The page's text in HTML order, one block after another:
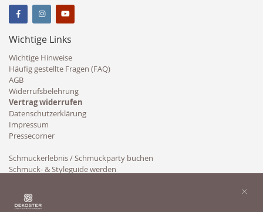
Wichtige Links
Wichtige Hinweise
Häufig gestellte Fragen (FAQ)
AGB
Widerrufsbelehrung
Vertrag widerrufen
Datenschutzerklärung
Impressum
Pressecorner
Schmuckerlebnis / Schmuckparty buchen
Schmuck- & Styleguide werden
×